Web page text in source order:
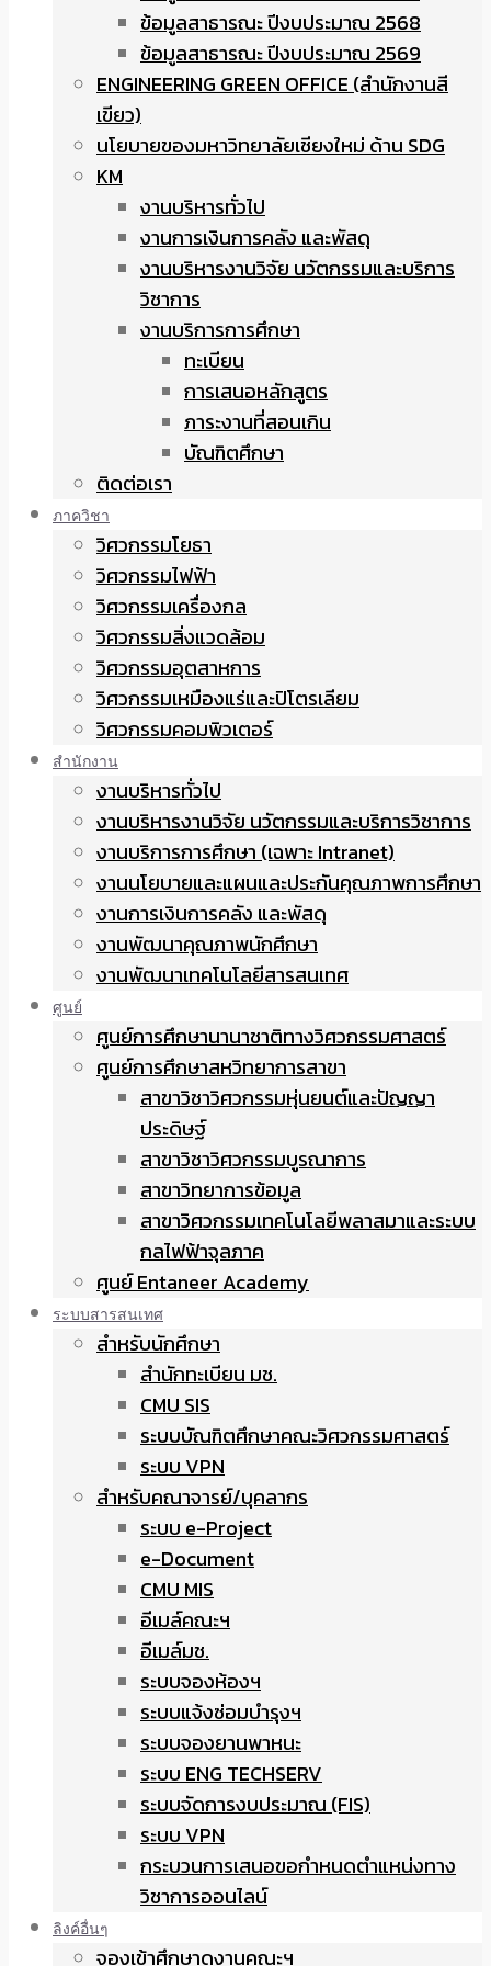
ข้อมูลสาธารณะ ปีงบประมาณ 2568
ข้อมูลสาธารณะ ปีงบประมาณ 2569
ENGINEERING GREEN OFFICE (สำนักงานสี
เขียว)
นโยบายของมหาวิทยาลัยเชียงใหม่ ด้าน SDG
KM
งานบริหารทั่วไป
งานการเงินการคลัง และพัสดุ
งานบริหารงานวิจัย นวัตกรรมและบริการ
วิชาการ
งานบริการการศึกษา
ทะเบียน
การเสนอหลักสูตร
ภาระงานที่สอนเกิน
บัณฑิตศึกษา
ติดต่อเรา
ภาควิชา
วิศวกรรมโยธา
วิศวกรรมไฟฟ้า
วิศวกรรมเครื่องกล
วิศวกรรมสิ่งแวดล้อม
วิศวกรรมอุตสาหการ
วิศวกรรมเหมืองแร่และปิโตรเลียม
วิศวกรรมคอมพิวเตอร์
สำนักงาน
งานบริหารทั่วไป
งานบริหารงานวิจัย นวัตกรรมและบริการวิชาการ
งานบริการการศึกษา (เฉพาะ Intranet)
งานนโยบายและแผนและประกันคุณภาพการศึกษา
งานการเงินการคลัง และพัสดุ
งานพัฒนาคุณภาพนักศึกษา
งานพัฒนาเทคโนโลยีสารสนเทศ
ศูนย์
ศูนย์การศึกษานานาชาติทางวิศวกรรมศาสตร์
ศูนย์การศึกษาสหวิทยาการสาขา
สาขาวิชาวิศวกรรมหุ่นยนต์และปัญญา
ประดิษฐ์
สาขาวิชาวิศวกรรมบูรณาการ
สาขาวิทยาการข้อมูล
สาขาวิศวกรรมเทคโนโลยีพลาสมาและระบบ
กลไฟฟ้าจุลภาค
ศูนย์ Entaneer Academy
ระบบสารสนเทศ
สำหรับนักศึกษา
สำนักทะเบียน มช.
CMU SIS
ระบบบัณฑิตศึกษาคณะวิศวกรรมศาสตร์
ระบบ VPN
สำหรับคณาจารย์/บุคลากร
ระบบ e-Project
e-Document
CMU MIS
อีเมล์คณะฯ
อีเมล์มช.
ระบบจองห้องฯ
ระบบแจ้งซ่อมบำรุงฯ
ระบบจองยานพาหนะ
ระบบ ENG TECHSERV
ระบบจัดการงบประมาณ (FIS)
ระบบ VPN
กระบวนการเสนอขอกำหนดตำแหน่งทาง
วิชาการออนไลน์
ลิงค์อื่นๆ
จองเข้าศึกษาดูงานคณะฯ